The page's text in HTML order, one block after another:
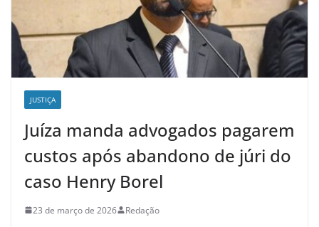
JUSTIÇA
Juíza manda advogados pagarem
custos após abandono de júri do
caso Henry Borel
23 de março de 2026 Redação